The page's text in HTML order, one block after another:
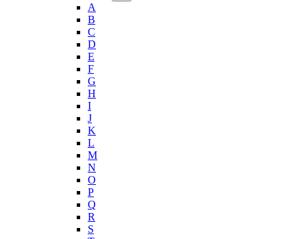
A
B
C
D
E
F
G
H
I
J
K
L
M
N
O
P
Q
R
S